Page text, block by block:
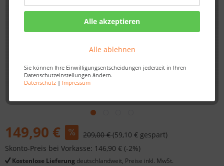
Alle akzeptieren
Alle ablehnen
Sie können Ihre Einwilligungsentscheidungen jederzeit in Ihren
Datenschutzeinstellungen ändern.
Datenschutz| Impressum
149,90 € 209,00 €(59,10 € gespart)
Skonto-Preis bei Vorkasse: 146,90 € (-2%)
Kostenlose Lieferung deutschlandweit, Preise inkl. MwSt.